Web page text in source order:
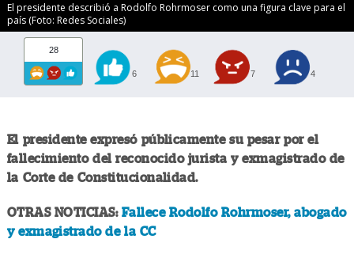
El presidente describió a Rodolfo Rohrmoser como una figura clave para el
país (Foto: Redes Sociales)
28
6 11 7 4
El presidente expresó públicamente su pesar por el
fallecimiento del reconocido jurista y exmagistrado de
la Corte de Constitucionalidad.
OTRAS NOTICIAS: Fallece Rodolfo Rohrmoser, abogado
y exmagistrado de la CC